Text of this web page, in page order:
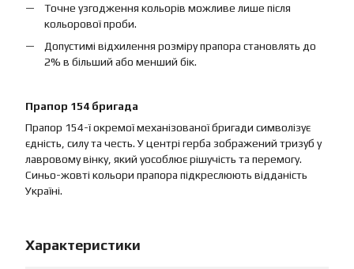
Точне узгодження кольорів можливе лише після
кольорової проби.
Допустимі відхилення розміру прапора становлять до
2% в більший або менший бік.
Прапор 154 бригада
Прапор 154-ї окремої механізованої бригади символізує
єдність, силу та честь. У центрі герба зображений тризуб у
лавровому вінку, який уособлює рішучість та перемогу.
Синьо-жовті кольори прапора підкреслюють відданість
Україні.
Характеристики